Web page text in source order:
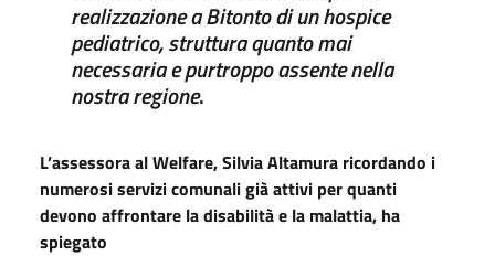
realizzazione a Bitonto di un hospice
pediatrico, struttura quanto mai
necessaria e purtroppo assente nella
nostra regione.
L’assessora al Welfare, Silvia Altamura ricordando i
numerosi servizi comunali già attivi per quanti
devono affrontare la disabilità e la malattia, ha
spiegato